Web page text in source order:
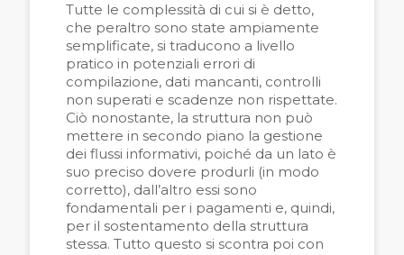
Tutte le complessità di cui si è detto,
che peraltro sono state ampiamente
semplificate, si traducono a livello
pratico in potenziali errori di
compilazione, dati mancanti, controlli
non superati e scadenze non rispettate.
Ciò nonostante, la struttura non può
mettere in secondo piano la gestione
dei flussi informativi, poiché da un lato è
suo preciso dovere produrli (in modo
corretto), dall’altro essi sono
fondamentali per i pagamenti e, quindi,
per il sostentamento della struttura
stessa. Tutto questo si scontra poi con